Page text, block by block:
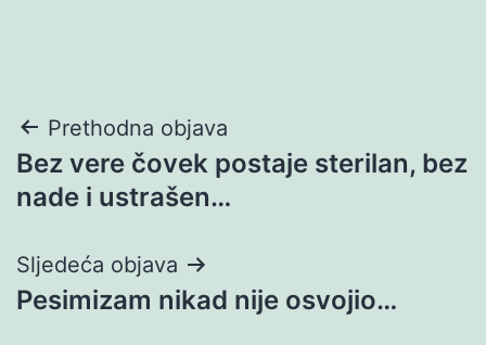
Navigacija
objava
Prethodna objava
Bez vere čovek postaje sterilan, bez
nade i ustrašen…
Sljedeća objava
Pesimizam nikad nije osvojio…